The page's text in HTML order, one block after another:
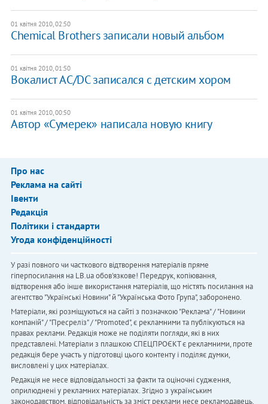
01 квітня 2010, 02:50
Chemical Brothers записали новый альбом
01 квітня 2010, 01:50
Вокалист AC/DC записался с детским хором
01 квітня 2010, 00:50
Автор «Сумерек» написала новую книгу
Про нас
Реклама на сайті
Івенти
Редакція
Політики і стандарти
Угода конфіденційності
У разі повного чи часткового відтворення матеріалів пряме
гіперпосилання на LB.ua обов'язкове! Передрук, копіювання,
відтворення або інше використання матеріалів, що містять посилання на
агентство "Українськi Новини" й "Українська Фото Група", заборонено.
Матеріали, які розміщуються на сайті з позначкою "Реклама" / "Новини
компаній" / "Пресреліз" / "Promoted", є рекламними та публікуються на
правах реклами. Редакція може не поділяти погляди, які в них
представлені. Матеріали з плашкою СПЕЦПРОЄКТ є рекламними, проте
редакція бере участь у підготовці цього контенту і поділяє думки,
висловлені у цих матеріалах.
Редакція не несе відповідальності за факти та оціночні судження,
оприлюднені у рекламних матеріалах. Згідно з українським
законодавством, відповідальність за зміст реклами несе рекламодавець.